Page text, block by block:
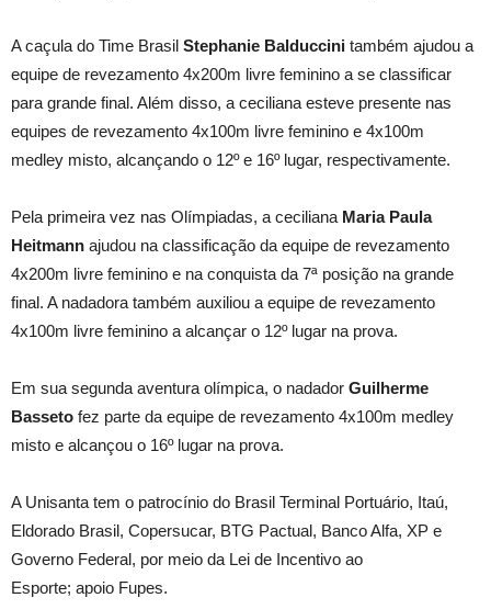
A caçula do Time Brasil Stephanie Balduccini também ajudou a
equipe de revezamento 4x200m livre feminino a se classificar
para grande final. Além disso, a ceciliana esteve presente nas
equipes de revezamento 4x100m livre feminino e 4x100m
medley misto, alcançando o 12º e 16º lugar, respectivamente.
Pela primeira vez nas Olímpiadas, a ceciliana Maria Paula
Heitmann ajudou na classificação da equipe de revezamento
4x200m livre feminino e na conquista da 7ª posição na grande
final. A nadadora também auxiliou a equipe de revezamento
4x100m livre feminino a alcançar o 12º lugar na prova.
Em sua segunda aventura olímpica, o nadador Guilherme
Basseto fez parte da equipe de revezamento 4x100m medley
misto e alcançou o 16º lugar na prova.
A Unisanta tem o patrocínio do Brasil Terminal Portuário, Itaú,
Eldorado Brasil, Copersucar, BTG Pactual, Banco Alfa, XP e
Governo Federal, por meio da Lei de Incentivo ao
Esporte; apoio Fupes.